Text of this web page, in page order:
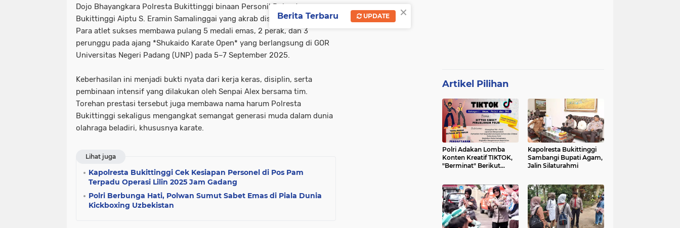
Dojo Bhayangkara Polresta Bukittinggi binaan Personil Polresta
Bukittinggi Aiptu S. Eramin Samalinggai yang akrab disapa Senpai Alex.
Para atlet sukses membawa pulang 5 medali emas, 2 perak, dan 3
perunggu pada ajang *Shukaido Karate Open* yang berlangsung di GOR
Universitas Negeri Padang (UNP) pada 5–7 September 2025.
Keberhasilan ini menjadi bukti nyata dari kerja keras, disiplin, serta
pembinaan intensif yang dilakukan oleh Senpai Alex bersama tim.
Torehan prestasi tersebut juga membawa nama harum Polresta
Bukittinggi sekaligus mengangkat semangat generasi muda dalam dunia
olahraga beladiri, khususnya karate.
Lihat juga
Kapolresta Bukittinggi Cek Kesiapan Personel di Pos Pam
Terpadu Operasi Lilin 2025 Jam Gadang
Polri Berbunga Hati, Polwan Sumut Sabet Emas di Piala Dunia
Kickboxing Uzbekistan
Artikel Pilihan
Polri Adakan Lomba
Konten Kreatif TIKTOK,
"Berminat" Berikut
Kapolresta Bukittinggi
Sambangi Bupati Agam,
Jalin Silaturahmi
×
Berita Terbaru UPDATE